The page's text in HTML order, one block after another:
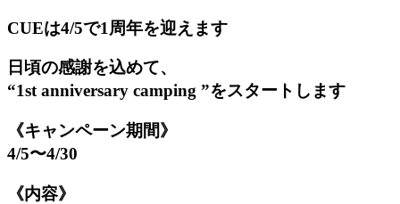
CUEは4/5で1周年を迎えます
日頃の感謝を込めて、
“1st anniversary camping ”をスタートします
《キャンペーン期間》
4/5〜4/30
《内容》